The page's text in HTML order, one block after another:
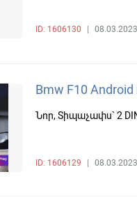
ID: 1606130 08.03.2023
Bmw F10 Android
Նոր, Տիպաչափս` 2
ID: 1606129 08.03.2023